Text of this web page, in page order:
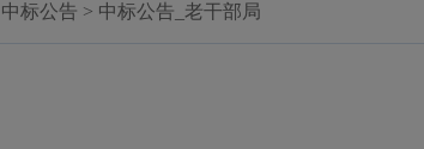
中标公告 > 中标公告_老干部局